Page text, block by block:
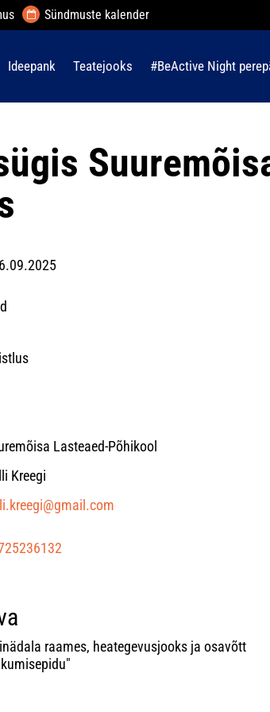
Sündmuste kalender
Ideepank Teatejooks #BeActive Night
Lasteaed-Põhikool
Kreegi
raames, heategevusjooks ja osavõtt